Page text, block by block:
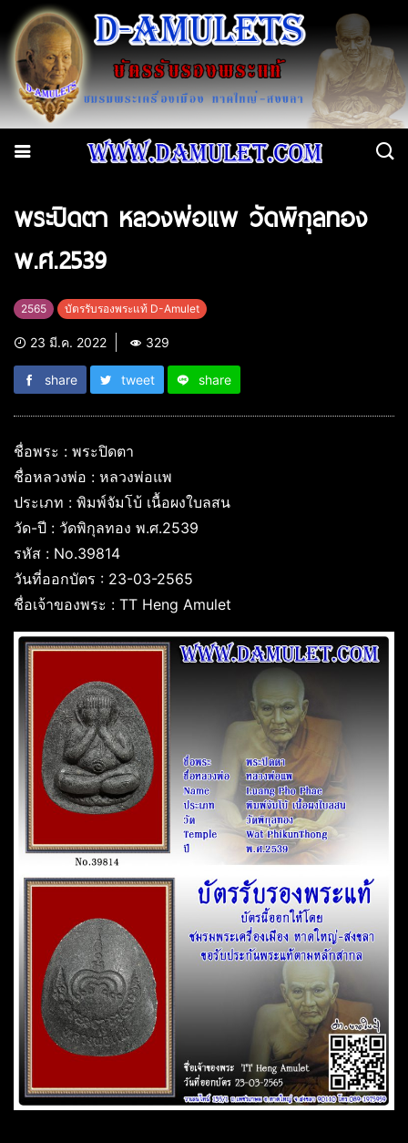
พระปิดตา หลวงพ่อแพ วัดพิกุลทอง
พ.ศ.2539
2565 บัตรรับรองพระแท้ D-Amulet
23 มี.ค. 2022 329
share tweet share
ชื่อพระ : พระปิดตา
ชื่อหลวงพ่อ : หลวงพ่อแพ
ประเภท : พิมพ์จัมโบ้ เนื้อผงใบลสน
วัด-ปี : วัดพิกุลทอง พ.ศ.2539
รหัส : No.39814
วันที่ออกบัตร : 23-03-2565
ชื่อเจ้าของพระ : TT Heng Amulet